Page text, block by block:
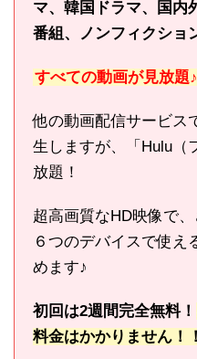
マ、韓国ドラマ、国内
番組、ノンフィクショ
すべての動画が見放題♪
他の動画配信サービス
生しますが、「Hulu（
放題！
超高画質なHD映像で
６つのデバイスで使え
めます♪
初回は2週間完全無料！
料金はかかりません！！